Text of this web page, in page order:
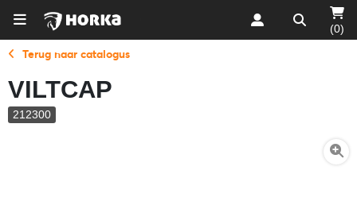
(0)
Terug naar catalogus
VILTCAP
212300